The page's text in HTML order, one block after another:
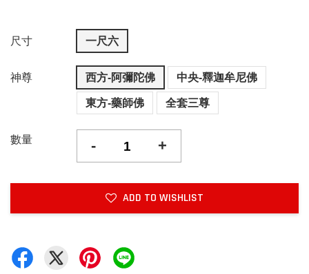
尺寸 一尺六
神尊 西方-阿彌陀佛 中央-釋迦牟尼佛
東方-藥師佛 全套三尊
數量 - +
ADD TO WISHLIST